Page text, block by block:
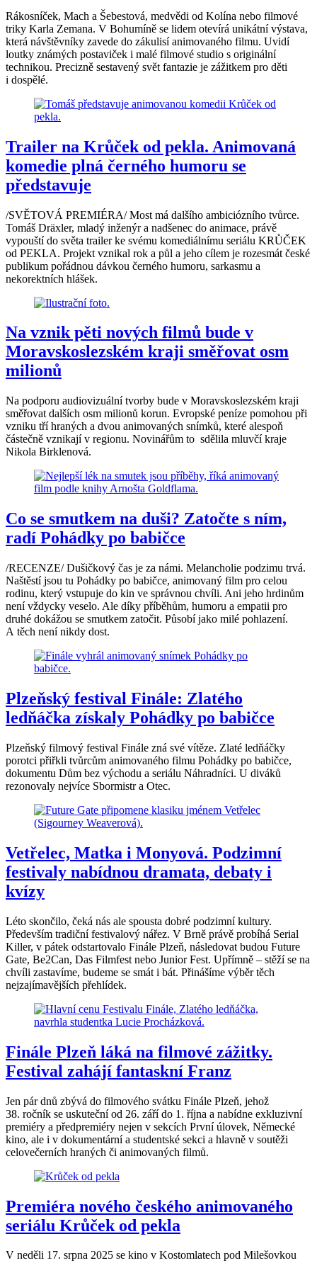
Rákosníček, Mach a Šebestová, medvědi od Kolína nebo filmové
triky Karla Zemana. V Bohumíně se lidem otevírá unikátní výstava,
která návštěvníky zavede do zákulisí animovaného filmu. Uvidí
loutky známých postaviček i malé filmové studio s originální
technikou. Precizně sestavený svět fantazie je zážitkem pro děti
i dospělé.
Trailer na Krůček od pekla. Animovaná
komedie plná černého humoru se
představuje
/SVĚTOVÁ PREMIÉRA/ Most má dalšího ambiciózního tvůrce.
Tomáš Dräxler, mladý inženýr a nadšenec do animace, právě
vypouští do světa trailer ke svému komediálnímu seriálu KRŮČEK
od PEKLA. Projekt vznikal rok a půl a jeho cílem je rozesmát české
publikum pořádnou dávkou černého humoru, sarkasmu a
nekorektních hlášek.
Na vznik pěti nových filmů bude v
Moravskoslezském kraji směřovat osm
milionů
Na podporu audiovizuální tvorby bude v Moravskoslezském kraji
směřovat dalších osm milionů korun. Evropské peníze pomohou při
vzniku tří hraných a dvou animovaných snímků, které alespoň
částečně vznikají v regionu. Novinářům to sdělila mluvčí kraje
Nikola Birklenová.
Co se smutkem na duši? Zatočte s ním,
radí Pohádky po babičce
/RECENZE/ Dušičkový čas je za námi. Melancholie podzimu trvá.
Naštěstí jsou tu Pohádky po babičce, animovaný film pro celou
rodinu, který vstupuje do kin ve správnou chvíli. Ani jeho hrdinům
není vždycky veselo. Ale díky příběhům, humoru a empatii pro
druhé dokážou se smutkem zatočit. Působí jako milé pohlazení.
A těch není nikdy dost.
Plzeňský festival Finále: Zlatého
ledňáčka získaly Pohádky po babičce
Plzeňský filmový festival Finále zná své vítěze. Zlaté ledňáčky
porotci přiřkli tvůrcům animovaného filmu Pohádky po babičce,
dokumentu Dům bez východu a seriálu Náhradníci. U diváků
rezonovaly nejvíce Sbormistr a Otec.
Vetřelec, Matka i Monyová. Podzimní
festivaly nabídnou dramata, debaty i
kvízy
Léto skončilo, čeká nás ale spousta dobré podzimní kultury.
Především tradiční festivalový nářez. V Brně právě probíhá Serial
Killer, v pátek odstartovalo Finále Plzeň, následovat budou Future
Gate, Be2Can, Das Filmfest nebo Junior Fest. Upřímně – stěží se na
chvíli zastavíme, budeme se smát i bát. Přinášíme výběr těch
nejzajímavějších přehlídek.
Finále Plzeň láká na filmové zážitky.
Festival zahájí fantaskní Franz
Jen pár dnů zbývá do filmového svátku Finále Plzeň, jehož
38. ročník se uskuteční od 26. září do 1. října a nabídne exkluzivní
premiéry a předpremiéry nejen v sekcích První úlovek, Německé
kino, ale i v dokumentární a studentské sekci a hlavně v soutěži
celovečerních hraných či animovaných filmů.
Premiéra nového českého animovaného
seriálu Krůček od pekla
V neděli 17. srpna 2025 se kino v Kostomlatech pod Milešovkou